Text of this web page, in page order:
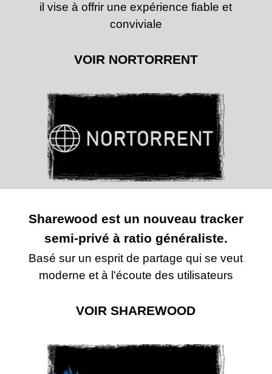
il vise à offrir une expérience fiable et
conviviale
VOIR NORTORRENT
Sharewood est un nouveau tracker
semi-privé à ratio généraliste.
Basé sur un esprit de partage qui se veut
moderne et à l'écoute des utilisateurs
VOIR SHAREWOOD